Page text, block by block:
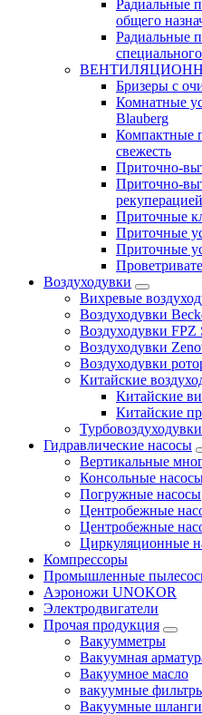
Радиальные
общего
Радиальные
Бризеры с
Комнатные
Blauberg
Компактные
свежесть
Приточно-
Приточно-
Приточные
Приточные
Приточные
Воздуходувки
Вихревые
Воздуходувки
Воздуходувки FPZ
Воздуходувки
Воздуходувки
Китайские
Китайские
Китайские
Турбовоздуходувки
Гидравлические насосы
Вертикальные
Консольные
Погружные насосы
Центробежные
Центробежные
Циркуляционные
Компрессоры
Промышленные
Аэроножи UNOKOR
Электродвигатели
Прочая продукция
Вакуумметры
Вакуумная
Вакуумное масло
вакуумные
Вакуумные шланги